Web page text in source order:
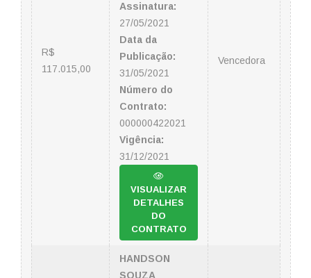
R$
117.015,00
Assinatura:
27/05/2021
Data da
Publicação:
31/05/2021
Número do
Contrato:
000000422021
Vigência:
31/12/2021
VISUALIZAR
DETALHES
DO
CONTRATO
Vencedora
HANDSON
SOUZA